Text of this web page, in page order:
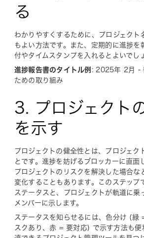
る
わかりやすくするために、プロジェクト
もよい方法です。また、定期的に進捗を
付やタイムスタンプを入れるとよいでし
進捗報告書のタイトル例 : 2025年 2月 -
ための取り組み
3. プロジェクト
を示す
プロジェクトの健全性とは、プロジェク
とです。進捗を妨げるブロッカーに直面
プロジェクトのリスクを解決した場合な
変化することもあります。このステップ
ステータスと、プロジェクトが軌道に乗
メンバーに示します。
ステータスを知らせるには、色分け (緑
スクあり、赤 = 要対応) で示す方法も便